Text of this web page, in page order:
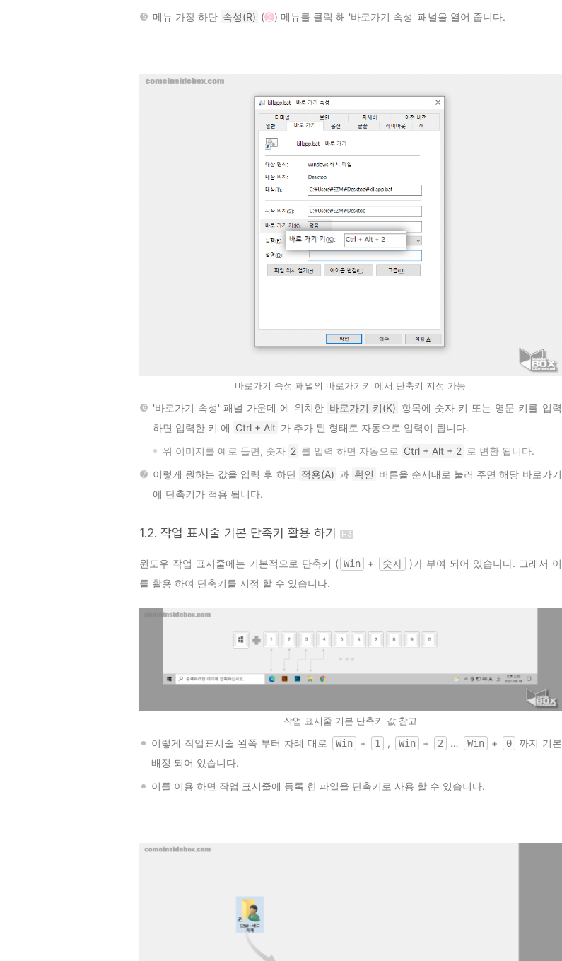
메뉴 가장 하단 속성(R) ( 2 ) 메뉴를 클릭 해 '바로가기 속성' 패널을 열어 줍니다.
바로가기 속성 패널의 바로가기키 에서 단축키 지정 가능
'바로가기 속성' 패널 가운데 에 위치한 바로가기 키(K) 항목에 숫자 키 또는 영문 키를 입력
하면 입력한 키 에 Ctrl + Alt 가 추가 된 형태로 자동으로 입력이 됩니다.
위 이미지를 예로 들면, 숫자 2 를 입력 하면 자동으로 Ctrl + Alt + 2 로 변환 됩니다.
이렇게 원하는 값을 입력 후 하단 적용(A) 과 확인 버튼을 순서대로 눌러 주면 해당 바로가기
에 단축키가 적용 됩니다.
1.2. 작업 표시줄 기본 단축키 활용 하기
윈도우 작업 표시줄에는 기본적으로 단축키 ( Win + 숫자
)가 부여 되어 있습니다. 그래서 이
를 활용 하여 단축키를 지정 할 수 있습니다.
작업 표시줄 기본 단축키 값 참고
이렇게 작업표시줄 왼쪽 부터 차례 대로 Win + 1 , Win + 2 … Win + 0
까지 기본
배정 되어 있습니다.
이를 이용 하면 작업 표시줄에 등록 한 파일을 단축키로 사용 할 수 있습니다.